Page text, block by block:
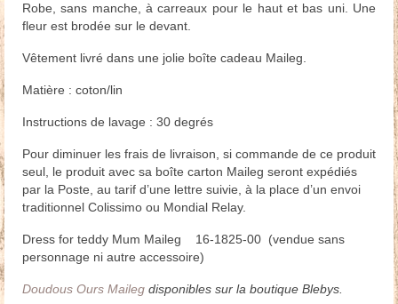
Robe, sans manche, à carreaux pour le haut et bas uni. Une
fleur est brodée sur le devant.
Vêtement livré dans une jolie boîte cadeau Maileg.
Matière : coton/lin
Instructions de lavage : 30 degrés
Pour diminuer les frais de livraison, si commande de ce produit
seul, le produit avec sa boîte carton Maileg seront expédiés
par la Poste, au tarif d’une lettre suivie, à la place d’un envoi
traditionnel Colissimo ou Mondial Relay.
Dress for teddy Mum Maileg 16-1825-00 (vendue sans
personnage ni autre accessoire)
Doudous Ours Maileg disponibles sur la boutique Blebys.